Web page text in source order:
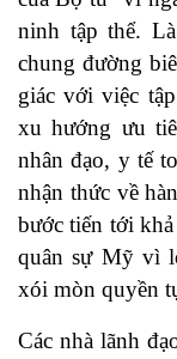
ninh tập thể.
chung đường
giác với việc
xu hướng ưu
nhân đạo, y tế
nhận thức về
bước tiến tới
quân sự Mỹ vì
xói mòn quyền
Các nhà lãnh